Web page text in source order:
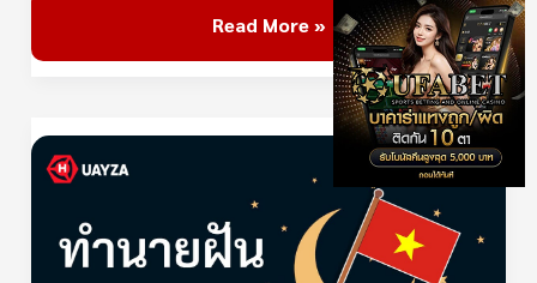
Read More »
เวียดนาม